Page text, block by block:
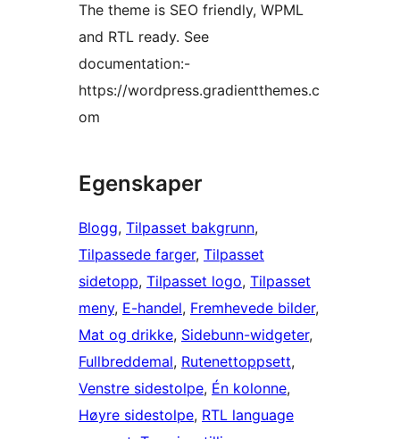
The theme is SEO friendly, WPML
and RTL ready. See
documentation:-
https://wordpress.gradientthemes.c
om
Egenskaper
Blogg, Tilpasset bakgrunn
Tilpassede farger, Tilpasset
sidetopp, Tilpasset logo, Tilpasset
meny, E-handel, Fremhevede bilder
Mat og drikke, Sidebunn-widgeter
Fullbreddemal, Rutenettoppsett
Venstre sidestolpe, Én kolonne
Høyre sidestolpe, RTL language